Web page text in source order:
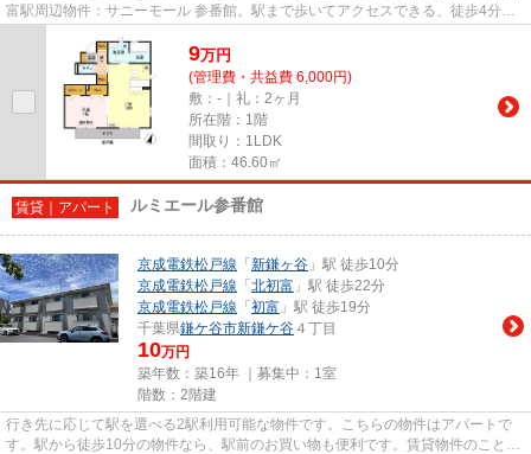
富駅周辺物件：サニーモール 参番館。駅まで歩いてアクセスできる、徒歩4分の
9万円
(管理費・共益費 6,000円)
敷：-｜礼：2ヶ月
所在階：1階
間取り：1LDK
面積：46.60㎡
賃貸｜アパート ルミエール参番館
京成電鉄松戸線 「 新鎌ヶ谷 」駅 徒歩10分
京成電鉄松戸線 「 北初富 」駅 徒歩22分
京成電鉄松戸線 「 初富 」駅 徒歩19分
千葉県鎌ケ谷市新鎌ケ谷 ４丁目
10万円
築年数：築16年 ｜募集中： 1室
階数：2階建
行き先に応じて駅を選べる2駅利用可能な物件です。こちらの物件はアパートで
す。駅から徒歩10分の物件なら、駅前のお買い物も便利です。賃貸物件のことで